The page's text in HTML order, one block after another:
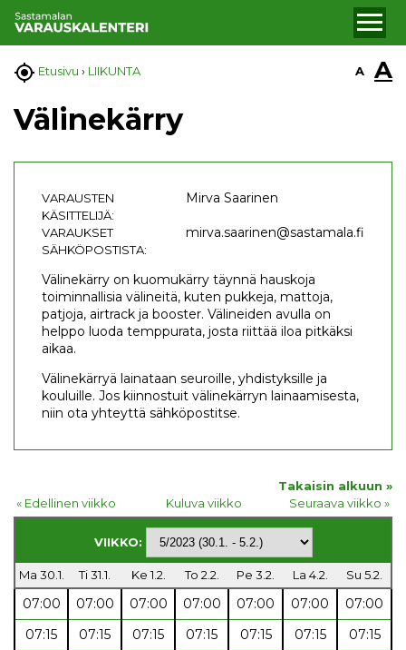
 Etusivu › LIIKUNTA A A
Välinekärry
VARAUSTEN
KÄSITTELIJÄ:
Mirva Saarinen
VARAUKSET
SÄHKÖPOSTISTA:
mirva.saarinen@sastamala.fi
Välinekärry on kuomukärry täynnä hauskoja
toiminnallisia välineitä, kuten pukkeja, mattoja,
patjoja, airtrack ja booster. Välineiden avulla on
helppo luoda temppurata, josta riittää iloa pitkäksi
aikaa.
Välinekärryä lainataan seuroille, yhdistyksille ja
kouluille. Jos kiinnostuit välinekärryn lainaamisesta,
niin ota yhteyttä sähköpostitse.
Takaisin alkuun »
« Edellinen viikko
Kuluva viikko Seuraava viikko »
VIIKKO:
Ma 30.1. Ti 31.1. Ke 1.2. To 2.2. Pe 3.2. La 4.2. Su 5.2.
07:00 07:00 07:00 07:00 07:00 07:00
07:00
07:15
07:15 07:15 07:15 07:15 07:15
07:15